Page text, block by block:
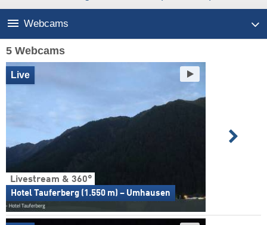
Webcams
5 Webcams
Livestream & 360°
Hotel Tauferberg (1.550 m) – Umhausen
Live